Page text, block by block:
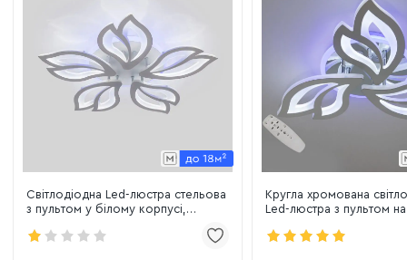
Світлодіодна Led-люстра стельова
з пультом у білому корпусі,
Кругла хромована
Led-люстра з пультом
м²